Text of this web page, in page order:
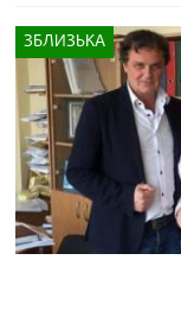
ЗБЛИЗЬКА